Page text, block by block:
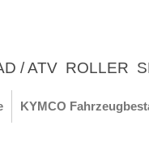
/ ATV ROLLER
KYMCO